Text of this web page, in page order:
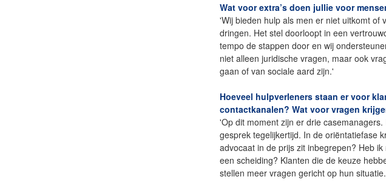
Wat voor extra’s doen jullie voor
'Wij bieden hulp als men er niet uitkomt of
dringen. Het stel doorloopt in een
tempo de stappen door en wij
niet alleen juridische vragen, maar ook
gaan of van sociale aard zijn.'
Hoeveel hulpverleners staan er voor
contactkanalen? Wat voor vragen
'Op dit moment zijn er drie
gesprek tegelijkertijd. In de oriëntatiefase
advocaat in de prijs zit inbegrepen? Heb
een scheiding? Klanten die de keuze
stellen meer vragen gericht op hun